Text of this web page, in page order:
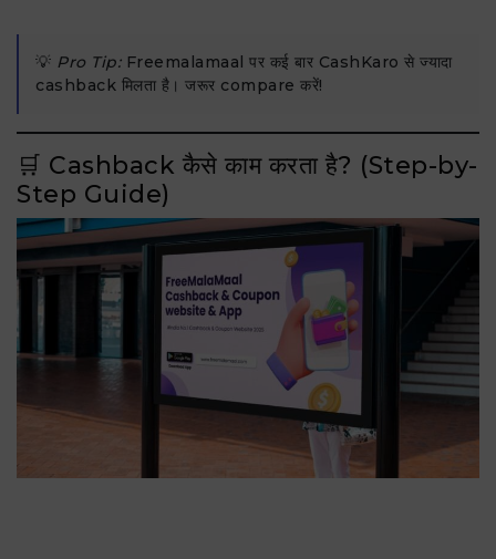
💡 Pro Tip:Freemalamaal पर कई बार CashKaro से ज्यादा
cashback मिलता है। जरूर compare करें!
🛒 Cashback कैसे काम करता है? (Step-by-
Step Guide)